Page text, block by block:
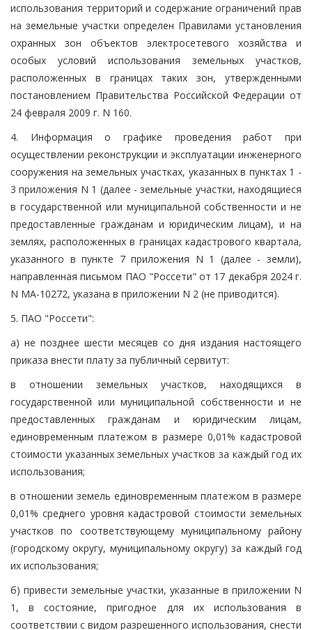
использования территорий и содержание ограничений прав
на земельные участки определен Правилами установления
охранных зон объектов электросетевого хозяйства и
особых условий использования земельных участков,
расположенных в границах таких зон, утвержденными
постановлением Правительства Российской Федерации от
24 февраля 2009 г. N 160.
4. Информация о графике проведения работ при
осуществлении реконструкции и эксплуатации инженерного
сооружения на земельных участках, указанных в пунктах 1 -
3 приложения N 1 (далее - земельные участки, находящиеся
в государственной или муниципальной собственности и не
предоставленные гражданам и юридическим лицам), и на
землях, расположенных в границах кадастрового квартала,
указанного в пункте 7 приложения N 1 (далее - земли),
направленная письмом ПАО "Россети" от 17 декабря 2024 г.
N МА-10272, указана в приложении N 2 (не приводится).
5. ПАО "Россети":
а) не позднее шести месяцев со дня издания настоящего
приказа внести плату за публичный сервитут:
в отношении земельных участков, находящихся в
государственной или муниципальной собственности и не
предоставленных гражданам и юридическим лицам,
единовременным платежом в размере 0,01% кадастровой
стоимости указанных земельных участков за каждый год их
использования;
в отношении земель единовременным платежом в размере
0,01% среднего уровня кадастровой стоимости земельных
участков по соответствующему муниципальному району
(городскому округу, муниципальному округу) за каждый год
их использования;
б) привести земельные участки, указанные в приложении N
1, в состояние, пригодное для их использования в
соответствии с видом разрешенного использования, снести